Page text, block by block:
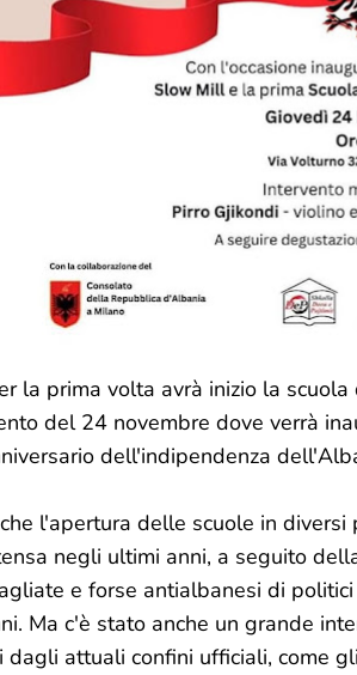
la prima volta avrà inizio la
del 24 novembre dove verrà
dell'indipendenza
l'apertura delle scuole in
negli ultimi anni, a seguito
e forse antialbanesi di
Ma c'è stato anche un grande
dagli attuali confini ufficiali, come